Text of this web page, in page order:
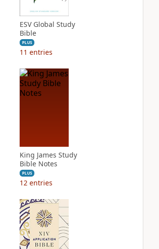
ESV Global Study
Bible
PLUS
11 entries
King James Study
Bible Notes
PLUS
12 entries